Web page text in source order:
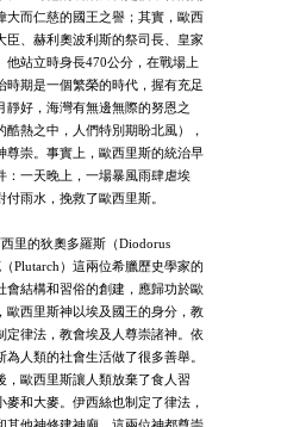
大而仁慈的國王之譽；其實，歐西
臣、赫利奧波利斯的祭司長、皇家
他站立時身長470公分，在戰場上
時期是一個繁榮的時代，握有充足
靜好，海灣有無邊無際的努恩之
熱之中，人們特別期盼北風），
尊崇。事實上，歐西里斯的統治早
：一天晚上，一場暴風雨肆虐埃
雨水，挽救了歐西里斯。
里的狄奧多羅斯（Diodorus
Plutarch）這兩位希臘歷史學家的
會結構和習俗的創建，應歸功於歐
歐西里斯神以埃及國王的身分，教
定律法，教會埃及人尊崇諸神。依
人類的社會生活做了很多善舉。
，歐西里斯讓人類放棄了食人習
和大麥。伊西絲也制定了律法，
其他神修建神廟。這兩位神都尊崇